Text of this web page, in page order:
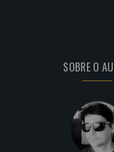
SOBRE O